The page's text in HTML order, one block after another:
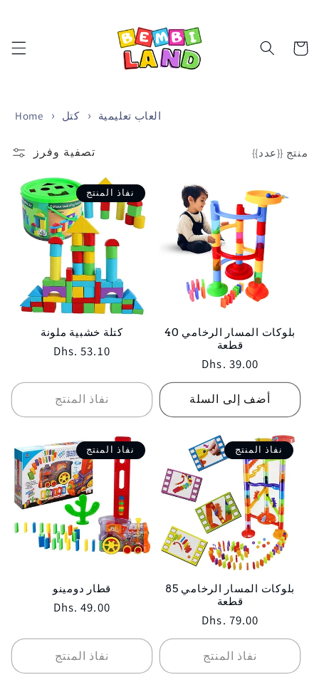
Cart
Home العاب تعليمية كتل
تصفية وفرز منتج {{عدد}}
نفاذ المنتج
كتلة خشبية ملونة
Regular
Dhs. 53.10
نفاذ المنتج
بلوكات المسار الرخامي 40
قطعة
Regular
price
Dhs. 39.00
أضف إلى السلة
نفاذ المنتج
قطار دومينو
Regular
Dhs. 49.00
نفاذ المنتج
نفاذ المنتج
بلوكات المسار الرخامي 85
قطعة
Regular
price
Dhs. 79.00
نفاذ المنتج